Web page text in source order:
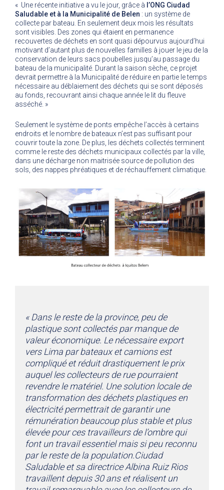
« Une récente initiative a vu le jour, grâce à l’ONG Ciudad
Saludable et à la Municipalité de Belen : un système de
collecte par bateau. En seulement deux mois les résultats
sont visibles. Des zones qui étaient en permanence
recouvertes de déchets en sont quasi dépourvus aujourd’hui
motivant d’autant plus de nouvelles familles à jouer le jeu de la
conservation de leurs sacs poubelles jusqu’au passage du
bateau de la municipalité. Durant la saison sèche, ce projet
devrait permettre à la Municipalité de réduire en partie le temps
nécessaire au déblaiement des déchets qui se sont déposés
au fonds, recouvrant ainsi chaque année le lit du fleuve
asséché. »
Seulement le système de ponts empêche l’accès à certains
endroits et le nombre de bateaux n’est pas suffisant pour
couvrir toute la zone. De plus, les déchets collectés terminent
comme le reste des déchets municipaux collectés par la ville,
dans une décharge non maitrisée source de pollution des
sols, des nappes phréatiques et de réchauffement climatique.
« Dans le reste de la province, peu de
plastique sont collectés par manque de
valeur économique. Le nécessaire export
vers Lima par bateaux et camions est
compliqué et réduit drastiquement le prix
auquel les collecteurs de rue pourraient
revendre le matériel. Une solution locale de
transformation des déchets plastiques en
électricité permettrait de garantir une
rémunération beaucoup plus stable et plus
élevée pour ces travailleurs de l’ombre qui
font un travail essentiel mais si peu reconnu
par le reste de la population.Ciudad
Saludable et sa directrice Albina Ruiz Rios
travaillent depuis 30 ans et réalisent un